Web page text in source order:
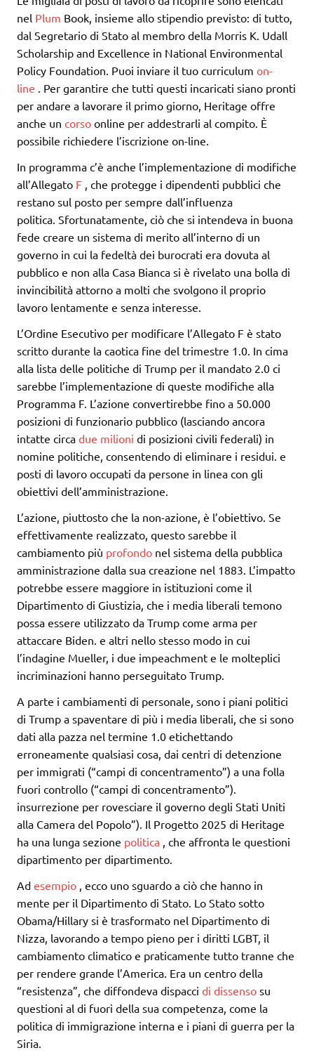
nel Plum Book, insieme allo stipendio previsto: di tutto,
dal Segretario di Stato al membro della Morris K. Udall
Scholarship and Excellence in National Environmental
Policy Foundation. Puoi inviare il tuo curriculum on-
line . Per garantire che tutti questi incaricati siano pronti
per andare a lavorare il primo giorno, Heritage offre
anche un corso online per addestrarli al compito. È
possibile richiedere l’iscrizione on-line.
In programma c’è anche l’implementazione di modifiche
all’Allegato F , che protegge i dipendenti pubblici che
restano sul posto per sempre dall’influenza
politica. Sfortunatamente, ciò che si intendeva in buona
fede creare un sistema di merito all’interno di un
governo in cui la fedeltà dei burocrati era dovuta al
pubblico e non alla Casa Bianca si è rivelato una bolla di
invincibilità attorno a molti che svolgono il proprio
lavoro lentamente e senza interesse.
L’Ordine Esecutivo per modificare l’Allegato F è stato
scritto durante la caotica fine del trimestre 1.0. In cima
alla lista delle politiche di Trump per il mandato 2.0 ci
sarebbe l’implementazione di queste modifiche alla
Programma F. L’azione convertirebbe fino a 50.000
posizioni di funzionario pubblico (lasciando ancora
intatte circa due milioni di posizioni civili federali) in
nomine politiche, consentendo di eliminare i residui. e
posti di lavoro occupati da persone in linea con gli
obiettivi dell’amministrazione.
L’azione, piuttosto che la non-azione, è l’obiettivo. Se
effettivamente realizzato, questo sarebbe il
cambiamento più profondo nel sistema della pubblica
amministrazione dalla sua creazione nel 1883. L’impatto
potrebbe essere maggiore in istituzioni come il
Dipartimento di Giustizia, che i media liberali temono
possa essere utilizzato da Trump come arma per
attaccare Biden. e altri nello stesso modo in cui
l’indagine Mueller, i due impeachment e le molteplici
incriminazioni hanno perseguitato Trump.
A parte i cambiamenti di personale, sono i piani politici
di Trump a spaventare di più i media liberali, che si sono
dati alla pazza nel termine 1.0 etichettando
erroneamente qualsiasi cosa, dai centri di detenzione
per immigrati (“campi di concentramento”) a una folla
fuori controllo (“campi di concentramento”).
insurrezione per rovesciare il governo degli Stati Uniti
alla Camera del Popolo”). Il Progetto 2025 di Heritage
ha una lunga sezione politica , che affronta le questioni
dipartimento per dipartimento.
Ad esempio , ecco uno sguardo a ciò che hanno in
mente per il Dipartimento di Stato. Lo Stato sotto
Obama/Hillary si è trasformato nel Dipartimento di
Nizza, lavorando a tempo pieno per i diritti LGBT, il
cambiamento climatico e praticamente tutto tranne che
per rendere grande l’America. Era un centro della
“resistenza”, che diffondeva dispacci di dissenso su
questioni al di fuori della sua competenza, come la
politica di immigrazione interna e i piani di guerra per la
Siria.